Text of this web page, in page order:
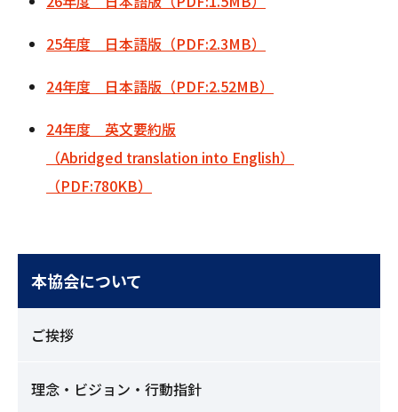
25年度 日本語版（PDF:2.3MB）
24年度 日本語版（PDF:2.52MB）
24年度 英文要約版
（Abridged translation into English）
（PDF:780KB）
本協会について
ご挨拶
理念・ビジョン・行動指針